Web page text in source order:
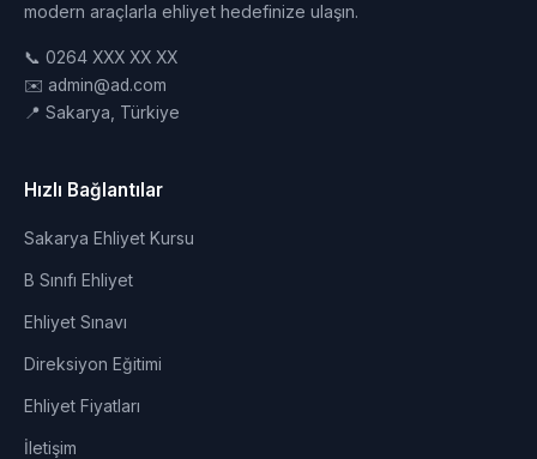
modern araçlarla ehliyet hedefinize ulaşın.
📞 0264 XXX XX XX
✉️ admin@ad.com
📍 Sakarya, Türkiye
Hızlı Bağlantılar
Sakarya Ehliyet Kursu
B Sınıfı Ehliyet
Ehliyet Sınavı
Direksiyon Eğitimi
Ehliyet Fiyatları
İletişim